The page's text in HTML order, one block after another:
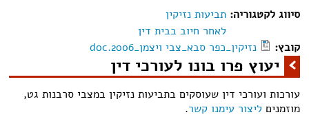
סיווג לקטגוריה:תביעות נזיקין
לאחר חיוב בבית דין
קובץ:
נזיקין_כפר סבא_צבי ויצמן_2006.doc
יעוץ פרו בונו לעורכי דין
עורכות ועורכי דין שעוסקים בתביעות נזיקין במצבי סרבנות גט,
מוזמנים ליצור עימנו קשר.